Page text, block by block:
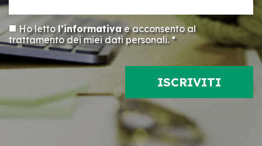
Ho lettol’informativae acconsento al
trattamento dei miei dati personali. *